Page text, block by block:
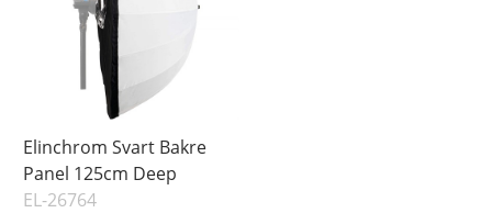
Elinchrom Svart Bakre
Panel 125cm Deep
EL-26764